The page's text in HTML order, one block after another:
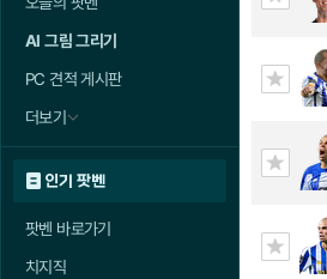
AI 그림 그리기
PC 견적 게시판
더보기
인기 팟벤
팟벤 바로가기
치지직